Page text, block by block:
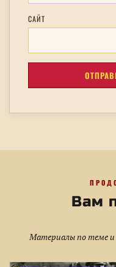
САЙТ
Вам
Материалы по теме и